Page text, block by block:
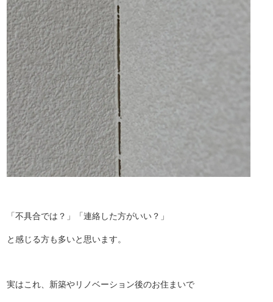
「不具合では？」「連絡した方がいい？」
と感じる方も多いと思います。
実はこれ、新築やリノベーション後のお住まいで